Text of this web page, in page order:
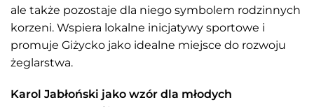
ale także pozostaje dla niego symbolem rodzinnych
korzeni. Wspiera lokalne inicjatywy sportowe i
promuje Giżycko jako idealne miejsce do rozwoju
żeglarstwa.
Karol Jabłoński jako wzór dla młodych